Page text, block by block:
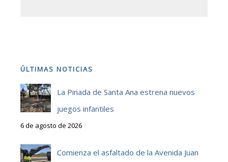
ÚLTIMAS NOTICIAS
La Pinada de Santa Ana estrena nuevos
juegos infantiles
6 de agosto de 2026
Comienza el asfaltado de la Avenida Juan